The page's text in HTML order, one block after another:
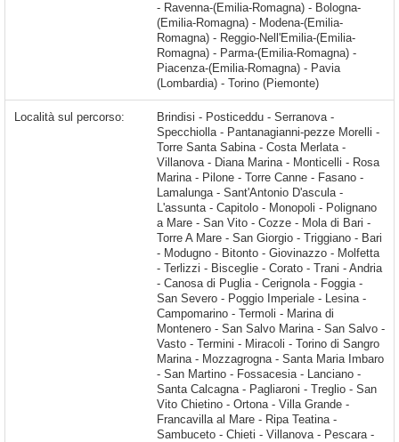
- Ravenna-(Emilia-Romagna) - Bologna-
(Emilia-Romagna) - Modena-(Emilia-
Romagna) - Reggio-Nell'Emilia-(Emilia-
Romagna) - Parma-(Emilia-Romagna) -
Piacenza-(Emilia-Romagna) - Pavia
(Lombardia) - Torino (Piemonte)
Località sul percorso: Brindisi - Posticeddu - Serranova - Specchiolla - Pantanagianni-pezze Morelli - Torre Santa Sabina - Costa Merlata - Villanova - Diana Marina - Monticelli - Rosa Marina - Pilone - Torre Canne - Fasano - Lamalunga - Sant'Antonio D'ascula - L'assunta - Capitolo - Monopoli - Polignano a Mare - San Vito - Cozze - Mola di Bari - Torre A Mare - San Giorgio - Triggiano - Bari - Modugno - Bitonto - Giovinazzo - Molfetta - Terlizzi - Bisceglie - Corato - Trani - Andria - Canosa di Puglia